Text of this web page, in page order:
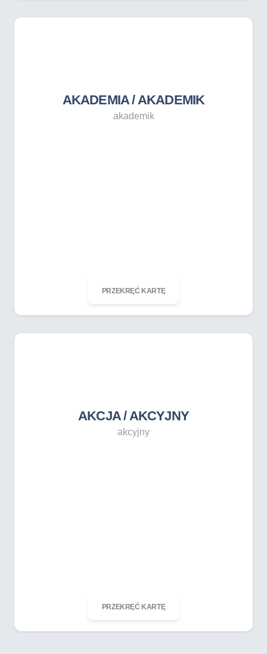
AKADEMIA / AKADEMIK
akademik
PRZEKRĘĆ KARTĘ
ODKRĘĆ KARTĘ
AKCJA / AKCYJNY
akcyjny
PRZEKRĘĆ KARTĘ
ODKRĘĆ KARTĘ